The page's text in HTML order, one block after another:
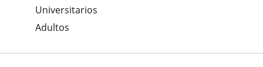
Universitarios
Adultos